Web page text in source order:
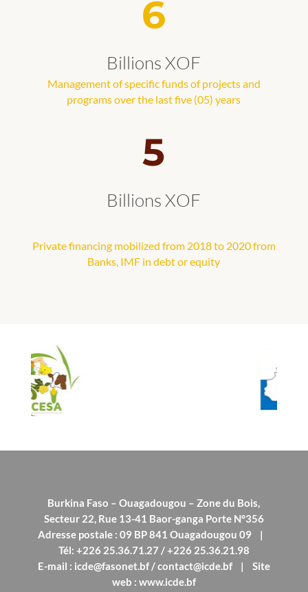
6
Billions XOF
Management of specific funds of projects and
programs over the last five (05) years
5
Billions XOF
Private financing mobilized from 2018 to 2020 from
Banks, IMF in debt or equity
Burkina Faso – Ouagadougou – Zone du Bois,
Secteur 22, Rue 13-41 Baor-ganga Porte N°356
Adresse postale : 09 BP 841 Ouagadougou 09 |
Tél: +226 25.36.71.27 / +226 25.36.21.98
E-mail : icde@fasonet.bf / contact@icde.bf | Site
web : www.icde.bf